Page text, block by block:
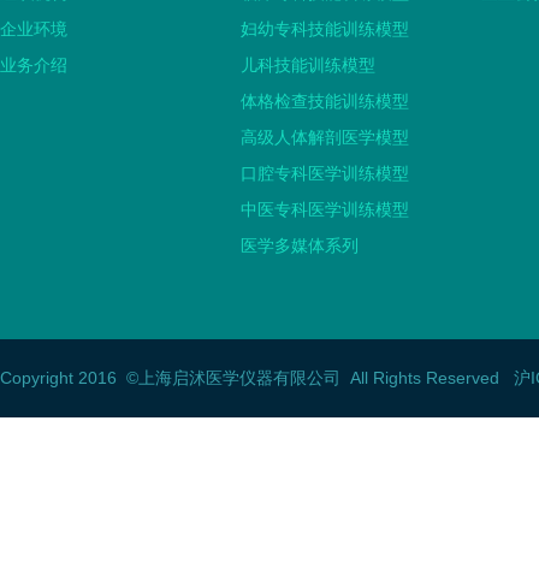
企业环境
业务介绍
妇幼专科技能训练模型
儿科技能训练模型
体格检查技能训练模型
高级人体解剖医学模型
口腔专科医学训练模型
中医专科医学训练模型
医学多媒体系列
Copyright 2016 ©上海启沭医学仪器有限公司 All Rights Reserved 沪